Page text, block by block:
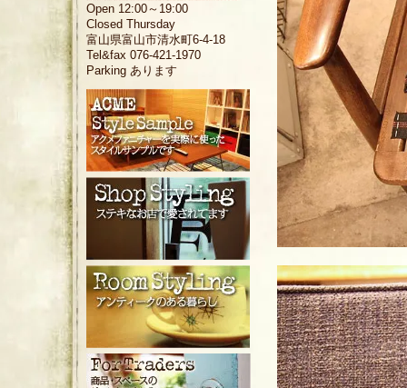
Open 12:00～19:00
Closed Thursday
富山県富山市清水町6-4-18
Tel&fax 076-421-1970
Parking あります